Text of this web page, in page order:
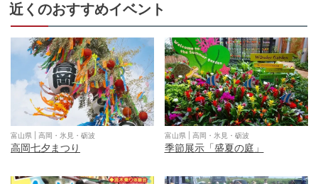
近くのおすすめイベント
富山県 高岡・氷見・砺波
高岡七夕まつり
富山県| 高岡・氷見・砺波
季節展示「盛夏の庭」